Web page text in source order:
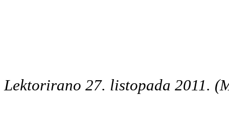
Lektorirano 27. listopada 2011.